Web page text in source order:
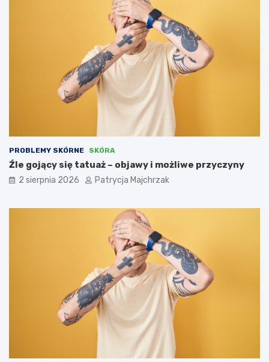
PROBLEMY SKÓRNE SKÓRA
Źle gojący się tatuaż – objawy i możliwe przyczyny
2 sierpnia 2026 Patrycja Majchrzak